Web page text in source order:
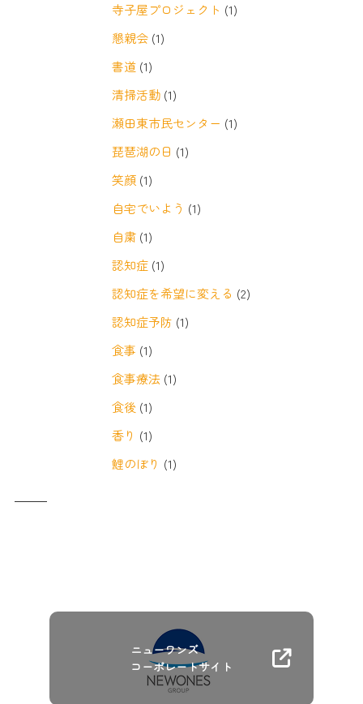
寺子屋プロジェクト (1)
懇親会 (1)
書道 (1)
清掃活動 (1)
瀬田東市民センター (1)
琵琶湖の日 (1)
笑顔 (1)
自宅でいよう (1)
自粛 (1)
認知症 (1)
認知症を希望に変える (2)
認知症予防 (1)
食事 (1)
食事療法 (1)
食後 (1)
香り (1)
鯉のぼり (1)
ニューワンズ
コーポレートサイト